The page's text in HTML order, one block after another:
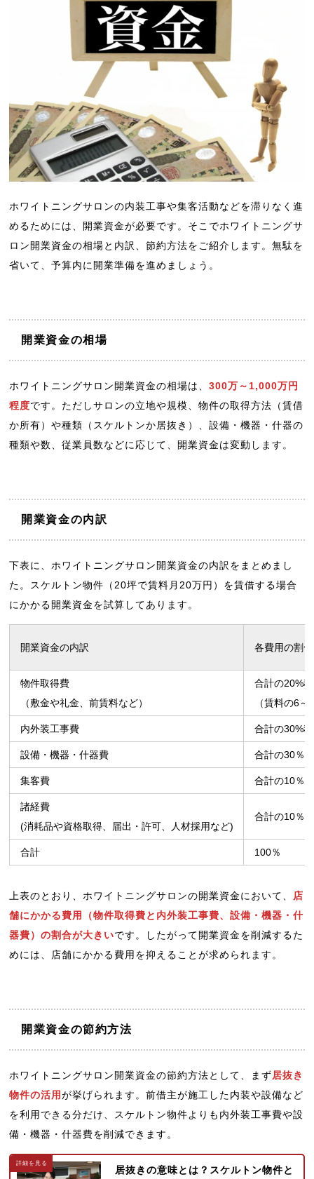
ホワイトニングサロンの内装工事や集客活動などを滞りなく進
めるためには、開業資金が必要です。そこでホワイトニングサ
ロン開業資金の相場と内訳、節約方法をご紹介します。無駄を
省いて、予算内に開業準備を進めましょう。
開業資金の相場
ホワイトニングサロン開業資金の相場は、300万～1,000万円
程度です。ただしサロンの立地や規模、物件の取得方法（賃借
か所有）や種類（スケルトンか居抜き）、設備・機器・什器の
種類や数、従業員数などに応じて、開業資金は変動します。
開業資金の内訳
下表に、ホワイトニングサロン開業資金の内訳をまとめまし
た。スケルトン物件（20坪で賃料月20万円）を賃借する場合
にかかる開業資金を試算してあります。
開業資金の内訳 各費用の割合
物件取得費
（敷金や礼金、前賃料など）
合計の20%
（賃料の6
内外装工事費 合計の30%
設備・機器・什器費 合計の30％
集客費 合計の10％
諸経費
(消耗品や資格取得、届出・許可、人材採用など)
合計の10％
合計 100％
上表のとおり、ホワイトニングサロンの開業資金において、 店
舗にかかる費用（物件取得費と内外装工事費、設備・機器・什
器費）の割合が大きいです。したがって開業資金を削減するた
めには、店舗にかかる費用を抑えることが求められます。
開業資金の節約方法
ホワイトニングサロン開業資金の節約方法として、まず居抜き
物件の活用が挙げられます。前借主が施工した内装や設備など
を利用できる分だけ、スケルトン物件よりも内外装工事費や設
備・機器・什器費を削減できます。
居抜きの意味とは？スケルトン物件と